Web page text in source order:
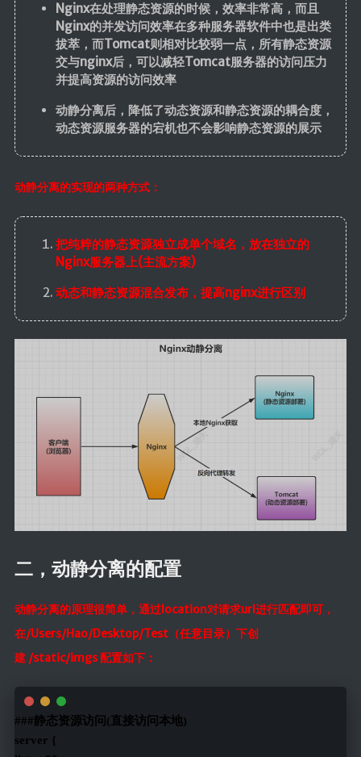
Nginx在处理静态资源的时候，效率非常高，而且
Nginx的并发访问效率在多种服务器软件中也是出类
拔萃，而Tomcat则相对比较弱一点，所有静态资源
交与nginx后，可以减轻Tomcat服务器的访问压力
并提高资源的访问效率
动静分离后，降低了动态资源和静态资源的耦合度，
动态资源服务器的宕机也不会影响静态资源的展示
动静分离的实现的两种方式：
把纯粹的静态资源独立成单个域名，放在独立的
Nginx服务器上(主流方案)
动态和静态资源混合发布，提高nginx进行区别
二，动静分离的配置
动静分离的原理很简单，通过location对请求url进行匹配即可，
在/Users/Hao/Desktop/Test（任意目录）下创
建 /static/imgs 配置如下：
###静态资源访问(直接访问本地)
server {